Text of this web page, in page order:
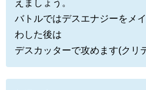
えましょう。
バトルではデスエナジーをメ
わした後は
デスカッターで攻めます(クリ